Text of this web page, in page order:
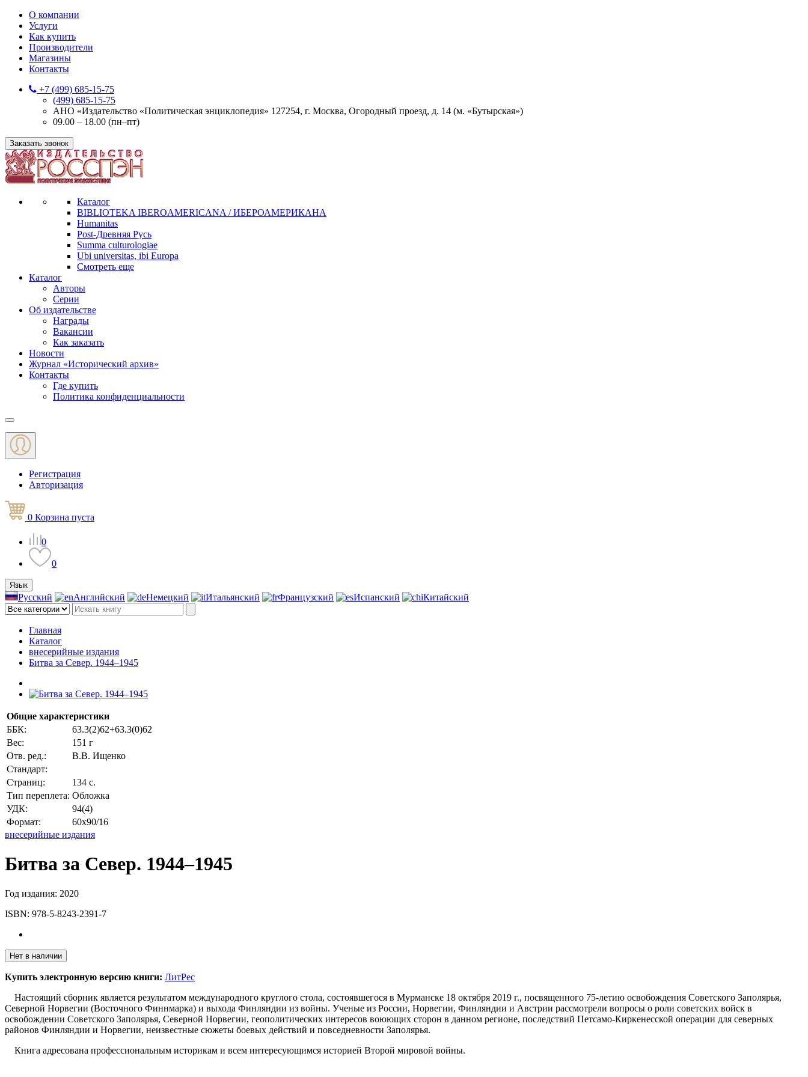
О компании
Услуги
Как купить
Производители
Магазины
Контакты
+7 (499) 685-15-75
(499) 685-15-75
АНО «Издательство «Политическая энциклопедия» 127254, г. Москва, Огородный проезд, д. 14 (м. «Бутырская»)
09.00 – 18.00 (пн–пт)
Заказать звонок
Каталог
BIBLIOTEKA IBEROAMERICANA / ИБЕРОАМЕРИКАНА
Humanitas
Post-Древняя Русь
Summa culturologiae
Ubi universitas, ibi Europa
Смотреть еще
Каталог
Авторы
Серии
Об издательстве
Награды
Вакансии
Как заказать
Новости
Журнал «Исторический архив»‎
Контакты
Где купить
Политика конфиденциальности
Меню
Регистрация
Авторизация
0 Корзина пуста
0
0
Язык
Русский Английский Немецкий Итальянский Французский Испанский Китайский
Главная
Каталог
внесерийные издания
Битва за Север. 1944–1945
Общие характеристики
ББК:
63.3(2)62+63.3(0)62
Вес:
151 г
Отв. ред.:
В.В. Ищенко
Стандарт:
Страниц:
134 с.
Тип переплета: Обложка
УДК:
94(4)
Формат:
60х90/16
внесерийные издания
Битва за Север. 1944–1945
Год издания: 2020
ISBN: 978-5-8243-2391-7
Нет в наличии
Купить электронную версию книги: ЛитРес
Настоящий сборник является результатом международного круглого стола, состоявшегося в Мурманске 18 октября 2019 г., посвященного 75-летию освобождения Советского Заполярья,
Северной Норвегии (Восточного Финнмарка) и выхода Финляндии из войны. Ученые из России, Норвегии, Финляндии и Австрии рассмотрели вопросы о роли советских войск в
освобождении Советского Заполярья, Северной Норвегии, геополитических интересов воюющих сторон в данном регионе, последствий Петсамо-Киркенесской операции для северных
районов Финляндии и Норвегии, неизвестные сюжеты боевых действий и повседневности Заполярья.
Книга адресована профессиональным историкам и всем интересующимся историей Второй мировой войны.